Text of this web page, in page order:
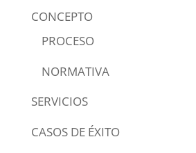
CONCEPTO
PROCESO
NORMATIVA
SERVICIOS
CASOS DE ÉXITO